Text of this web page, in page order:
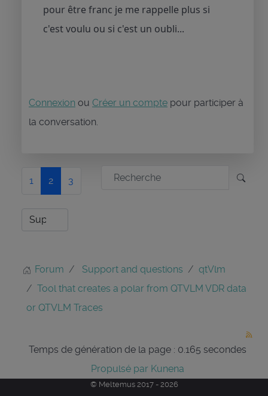
pour être franc je me rappelle plus si
c'est voulu ou si c'est un oubli...
Connexion ou Créer un compte pour participer à
la conversation.
1 2 3
Forum Support and questions
qtVlm
Tool that creates a polar from QTVLM VDR data
or QTVLM Traces
Temps de génération de la page : 0.165 secondes
Propulsé par Kunena
© Meltemus 2017 - 2026